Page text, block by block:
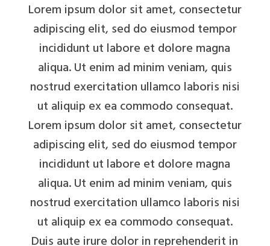
Lorem ipsum dolor sit amet, consectetur
adipiscing elit, sed do eiusmod tempor
incididunt ut labore et dolore magna
aliqua. Ut enim ad minim veniam, quis
nostrud exercitation ullamco laboris nisi
ut aliquip ex ea commodo consequat.
Lorem ipsum dolor sit amet, consectetur
adipiscing elit, sed do eiusmod tempor
incididunt ut labore et dolore magna
aliqua. Ut enim ad minim veniam, quis
nostrud exercitation ullamco laboris nisi
ut aliquip ex ea commodo consequat.
Duis aute irure dolor in reprehenderit in